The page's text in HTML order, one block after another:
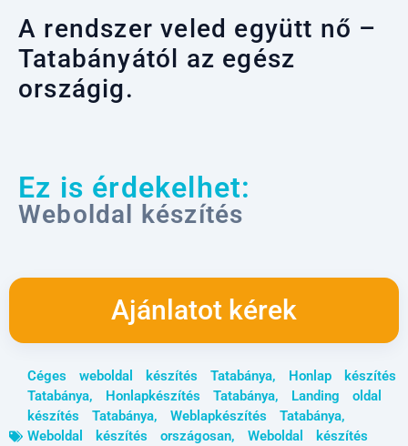
A rendszer veled együtt nő –
Tatabányától az egész
országig.
Ez is érdekelhet:
Weboldal készítés
Ajánlatot kérek
Céges weboldal készítés Tatabánya,
Honlap készítés
Tatabánya, Honlapkészítés Tatabánya,
Landing oldal
készítés Tatabánya, Weblapkészítés Tatabánya,
Weboldal készítés országosan, Weboldal készítés